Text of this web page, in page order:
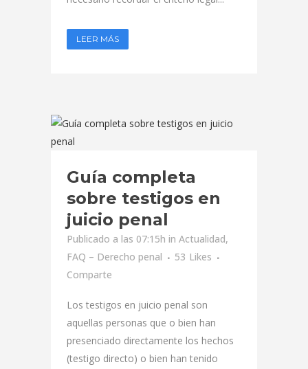
LEER MÁS
Guía completa
sobre testigos en
juicio penal
Publicado a las 07:15h in Actualidad,
FAQ – Derecho penal
53 Likes
Comparte
Los testigos en juicio penal son
aquellas personas que o bien han
presenciado directamente los hechos
(testigo directo) o bien han tenido